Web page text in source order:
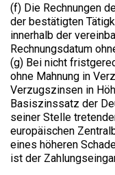
(f) Die Rechnungen
der bestätigten
innerhalb der
Rechnungsdatum
(g) Bei nicht
ohne Mahnung in
Verzugszinsen in
Basiszinssatz der
seiner Stelle
europäischen
eines höheren
ist der